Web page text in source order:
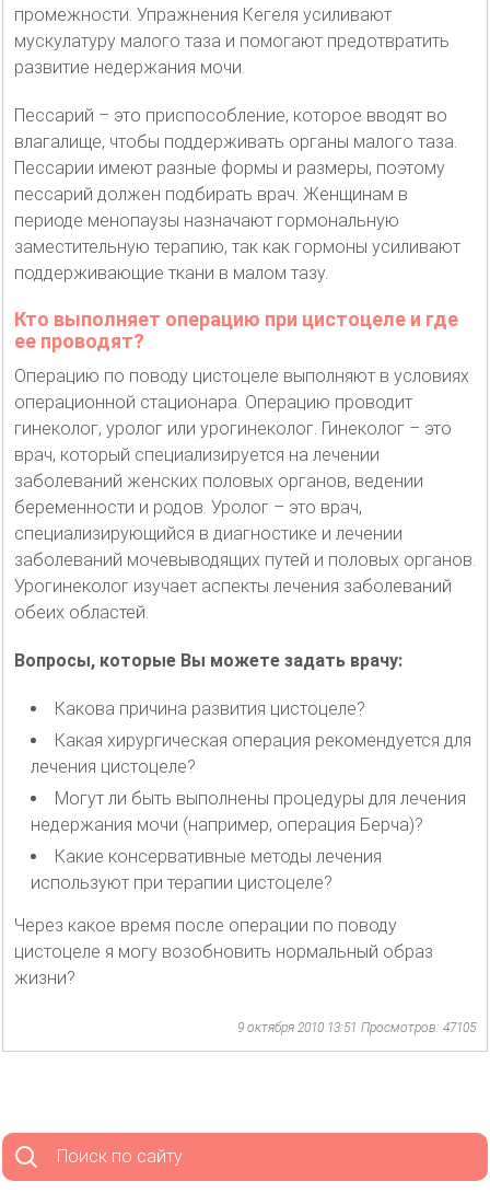
промежности. Упражнения Кегеля усиливают
мускулатуру малого таза и помогают предотвратить
развитие недержания мочи.
Пессарий – это приспособление, которое вводят во
влагалище, чтобы поддерживать органы малого таза.
Пессарии имеют разные формы и размеры, поэтому
пессарий должен подбирать врач. Женщинам в
периоде менопаузы назначают гормональную
заместительную терапию, так как гормоны усиливают
поддерживающие ткани в малом тазу.
Кто выполняет операцию при цистоцеле и где
ее проводят?
Операцию по поводу цистоцеле выполняют в условиях
операционной стационара. Операцию проводит
гинеколог, уролог или урогинеколог. Гинеколог – это
врач, который специализируется на лечении
заболеваний женских половых органов, ведении
беременности и родов. Уролог – это врач,
специализирующийся в диагностике и лечении
заболеваний мочевыводящих путей и половых органов.
Урогинеколог изучает аспекты лечения заболеваний
обеих областей.
Вопросы, которые Вы можете задать врачу:
Какова причина развития цистоцеле?
Какая хирургическая операция рекомендуется для
лечения цистоцеле?
Могут ли быть выполнены процедуры для лечения
недержания мочи (например, операция Берча)?
Какие консервативные методы лечения
используют при терапии цистоцеле?
Через какое время после операции по поводу
цистоцеле я могу возобновить нормальный образ
жизни?
9 октября 2010 13:51 Просмотров: 47105
Поиск по сайту